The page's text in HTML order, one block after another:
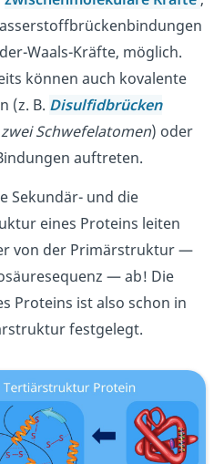
Waals-Kräfte, möglich.
können auch kovalente
(z. B. Disulfidbrücken
Schwefelatomen) oder
auftreten.
Sekundär- und die
eines Proteins leiten
von der Primärstruktur —
— ab! Die
Proteins ist also schon in
festgelegt.